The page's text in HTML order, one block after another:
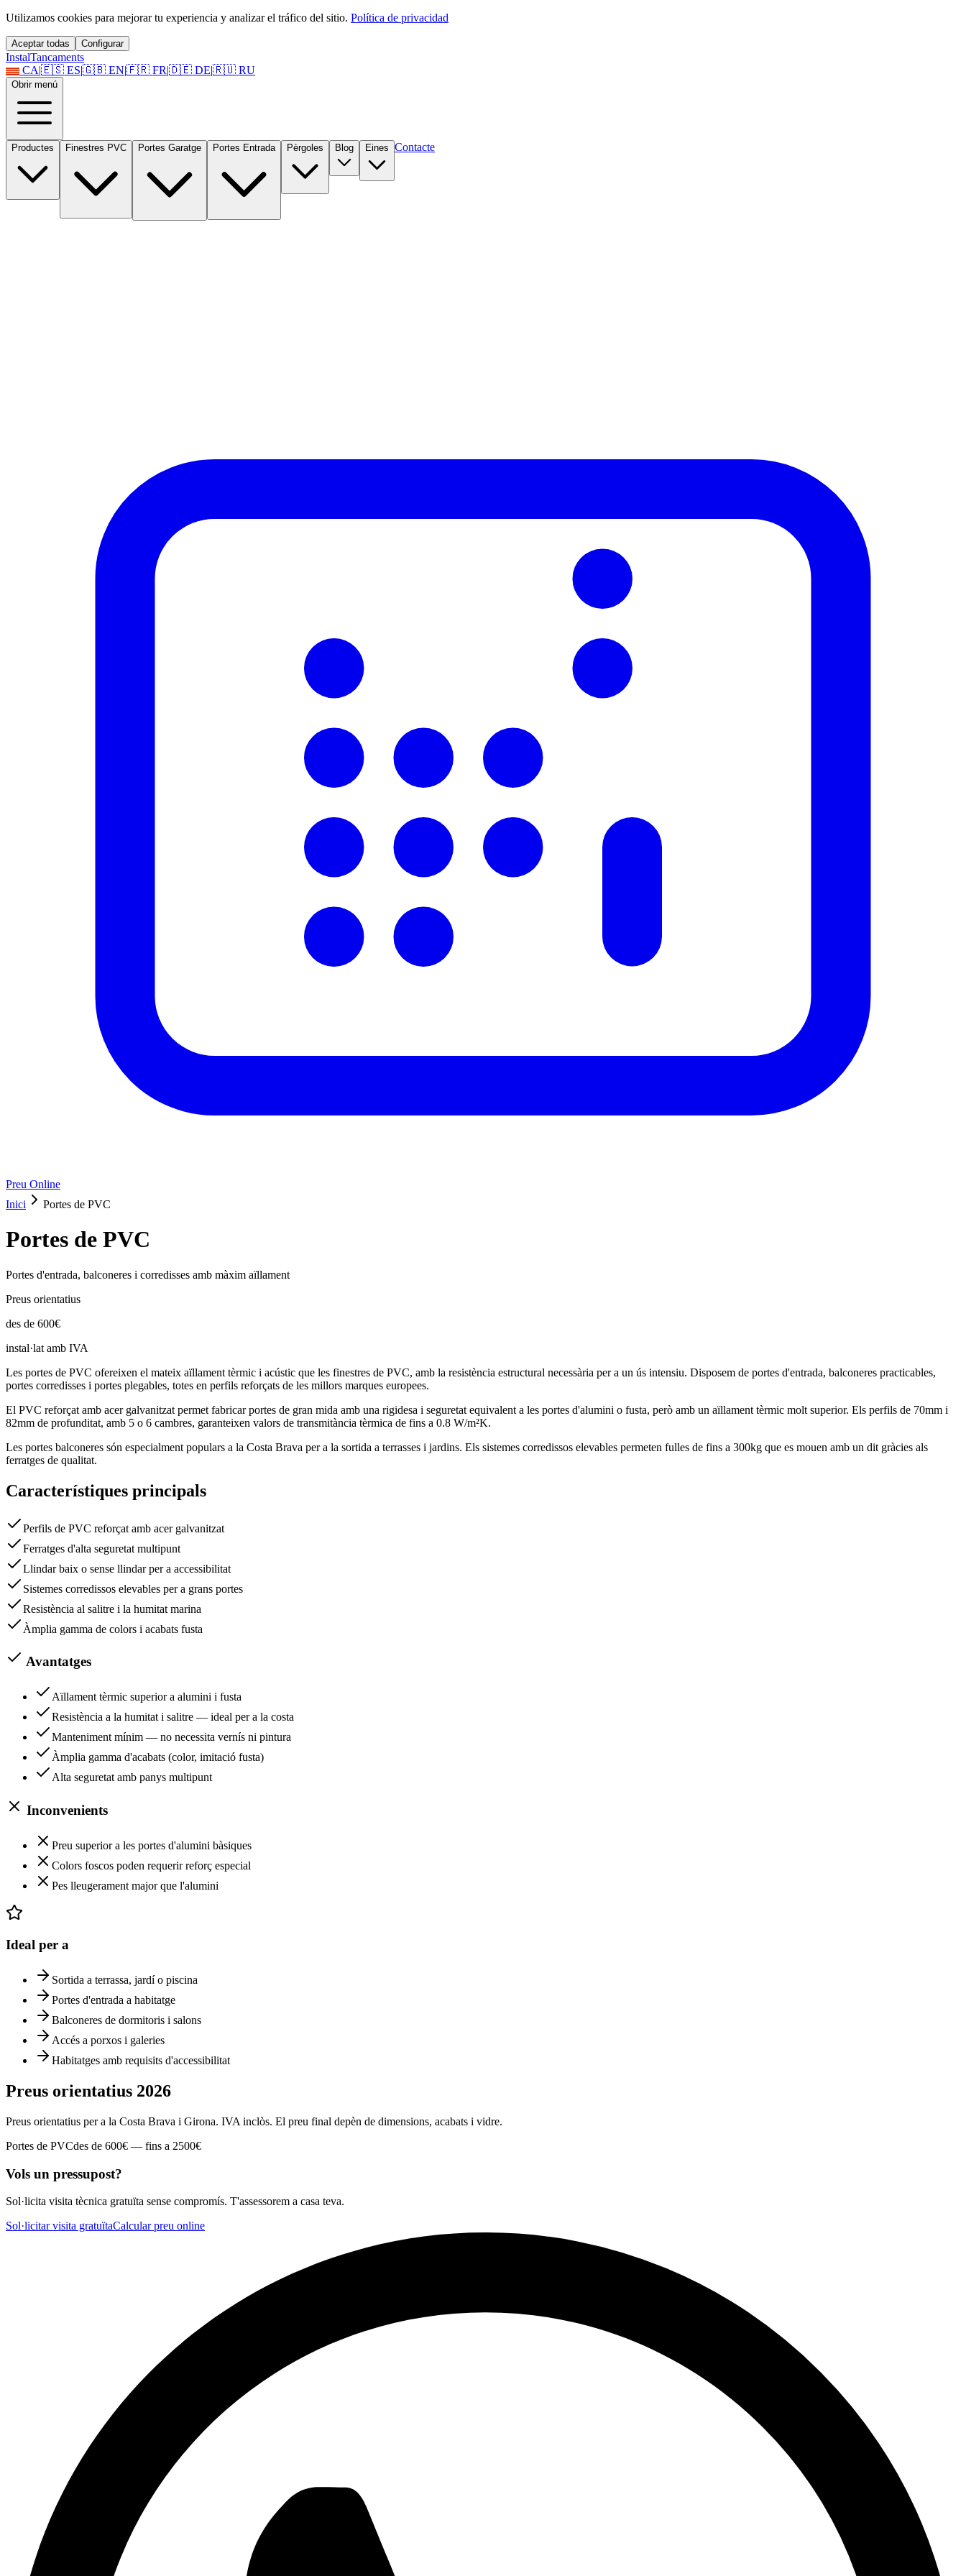
Utilizamos cookies para mejorar tu experiencia y analizar el tráfico del sitio. Política de privacidad
Aceptar todas Configurar
InstalTancaments
CA|🇪🇸 ES|🇬🇧 EN|🇫🇷 FR|🇩🇪 DE|🇷🇺 RU
Obrir menú
Productes Finestres PVC Portes Garatge Portes Entrada Pèrgoles Blog Eines Contacte
Preu Online
Inici
Portes de PVC
Portes de PVC
Portes d'entrada, balconeres i corredisses amb màxim aïllament
Preus orientatius
des de 600€
instal·lat amb IVA
Les portes de PVC ofereixen el mateix aïllament tèrmic i acústic que les finestres de PVC, amb la resistència estructural necessària per a un ús intensiu. Disposem de portes d'entrada, balconeres practicables,
portes corredisses i portes plegables, totes en perfils reforçats de les millors marques europees.
El PVC reforçat amb acer galvanitzat permet fabricar portes de gran mida amb una rigidesa i seguretat equivalent a les portes d'alumini o fusta, però amb un aïllament tèrmic molt superior. Els perfils de 70mm i
82mm de profunditat, amb 5 o 6 cambres, garanteixen valors de transmitància tèrmica de fins a 0.8 W/m²K.
Les portes balconeres són especialment populars a la Costa Brava per a la sortida a terrasses i jardins. Els sistemes corredissos elevables permeten fulles de fins a 300kg que es mouen amb un dit gràcies als
ferratges de qualitat.
Característiques principals
Perfils de PVC reforçat amb acer galvanitzat
Ferratges d'alta seguretat multipunt
Llindar baix o sense llindar per a accessibilitat
Sistemes corredissos elevables per a grans portes
Resistència al salitre i la humitat marina
Àmplia gamma de colors i acabats fusta
Avantatges
Aïllament tèrmic superior a alumini i fusta
Resistència a la humitat i salitre — ideal per a la costa
Manteniment mínim — no necessita vernís ni pintura
Àmplia gamma d'acabats (color, imitació fusta)
Alta seguretat amb panys multipunt
Inconvenients
Preu superior a les portes d'alumini bàsiques
Colors foscos poden requerir reforç especial
Pes lleugerament major que l'alumini
Ideal per a
Sortida a terrassa, jardí o piscina
Portes d'entrada a habitatge
Balconeres de dormitoris i salons
Accés a porxos i galeries
Habitatges amb requisits d'accessibilitat
Preus orientatius 2026
Preus orientatius per a la Costa Brava i Girona. IVA inclòs. El preu final depèn de dimensions, acabats i vidre.
Portes de PVCdes de 600€ — fins a 2500€
Vols un pressupost?
Sol·licita visita tècnica gratuïta sense compromís. T'assessorem a casa teva.
Sol·licitar visita gratuïtaCalcular preu online